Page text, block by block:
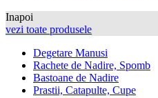
Inapoi
vezi toate produsele
Degetare Manusi
Rachete de Nadire, Spomb
Bastoane de Nadire
Prastii, Catapulte, Cupe